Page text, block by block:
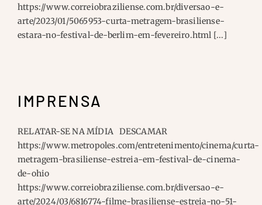
https://www.correiobraziliense.com.br/diversao-e-
arte/2023/01/5065953-curta-metragem-brasiliense-
estara-no-festival-de-berlim-em-fevereiro.html [...]
IMPRENSA
RELATAR-SE NA MÍDIA DESCAMAR
https://www.metropoles.com/entretenimento/cinema/curta-
metragem-brasiliense-estreia-em-festival-de-cinema-
de-ohio
https://www.correiobraziliense.com.br/diversao-e-
arte/2024/03/6816774-filme-brasiliense-estreia-no-51-